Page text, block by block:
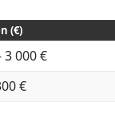
(€)
3 000 €
€